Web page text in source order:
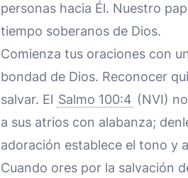
personas hacia Él. Nuestro
tiempo soberanos de Dios.
Comienza tus oraciones con
bondad de Dios. Reconocer
salvar. El Salmo 100:4 (NVI)
a sus atrios con alabanza;
adoración establece el tono y
Cuando ores por la salvación